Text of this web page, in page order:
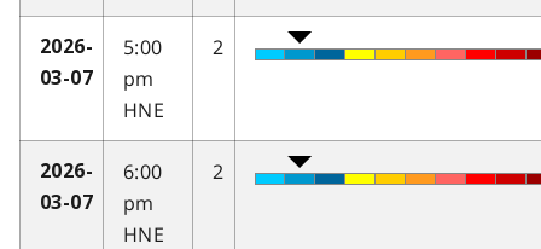
2026-
03-07
5:00
pm
HNE
2
2026-
03-07
6:00
pm
HNE
2